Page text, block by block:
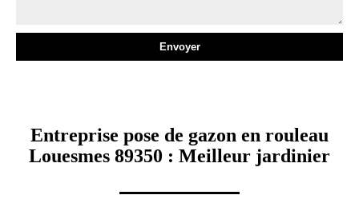
Entreprise pose de gazon en rouleau
Louesmes 89350 : Meilleur jardinier